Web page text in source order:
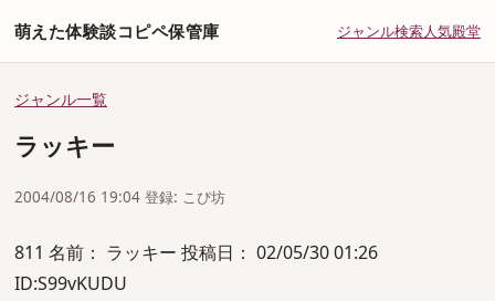
萌えた体験談コピペ保管庫 ジャンル検索人気殿堂
ジャンル一覧
ラッキー
2004/08/16 19:04 登録: こぴ坊
811 名前： ラッキー 投稿日： 02/05/30 01:26
ID:S99vKUDU